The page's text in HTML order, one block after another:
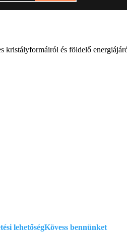
kristályformáiról és földelő
lehetőségKövess bennünket